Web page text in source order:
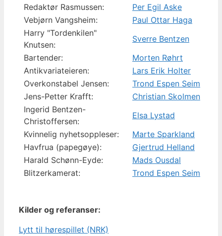
Redaktør Rasmussen:
Per Egil Aske
Vebjørn Vangsheim:
Paul Ottar Haga
Harry "Tordenkilen"
Knutsen:
Sverre Bentzen
Bartender:
Morten Røhrt
Antikvariateieren:
Lars Erik Holter
Overkonstabel Jensen:
Trond Espen Seim
Jens-Petter Krafft:
Christian Skolmen
Ingerid Bentzen-
Christoffersen:
Elsa Lystad
Kvinnelig nyhetsoppleser:
Marte Sparkland
Havfrua (papegøye):
Gjertrud Helland
Harald Schønn-Eyde:
Mads Ousdal
Blitzerkamerat:
Trond Espen Seim
Kilder og referanser:
Lytt til hørespillet (NRK)